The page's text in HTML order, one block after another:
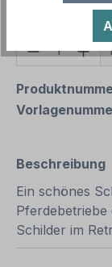
Produkt
Beschreibung
Ein schönes
Schilder im